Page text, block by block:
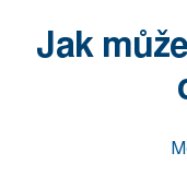
Jak